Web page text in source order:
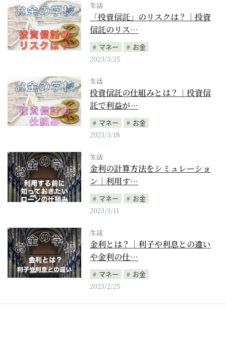
生活
「投資信託」のリスクは？｜投資
信託のリス…
マネー
お金
2023/3/25
生活
投資信託の仕組みとは？｜投資信
託で利益が…
マネー
お金
2023/3/18
生活
金利の計算方法をシミュレーショ
ン｜利用す…
マネー
お金
2023/3/11
生活
金利とは？｜利子や利息との違い
や金利の仕…
マネー
お金
2023/2/25